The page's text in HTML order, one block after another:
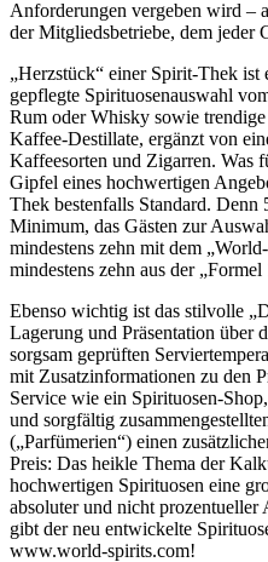
Anforderungen vergeben wird –
der Mitgliedsbetriebe, dem jeder
„Herzstück“ einer Spirit-Thek ist
gepflegte Spirituosenauswahl
Rum oder Whisky sowie
Kaffee-Destillate, ergänzt von
Kaffeesorten und Zigarren. Was
Gipfel eines hochwertigen
Thek bestenfalls Standard. Denn
Minimum, das Gästen zur
mindestens zehn mit dem
mindestens zehn aus der
Ebenso wichtig ist das stilvolle
Lagerung und Präsentation über
sorgsam geprüften
mit Zusatzinformationen zu den
Service wie ein Spirituosen-
und sorgfältig
(„Parfümerien“) einen
Preis: Das heikle Thema der
hochwertigen Spirituosen eine
absoluter und nicht
gibt der neu entwickelte
www.world-spirits.com!